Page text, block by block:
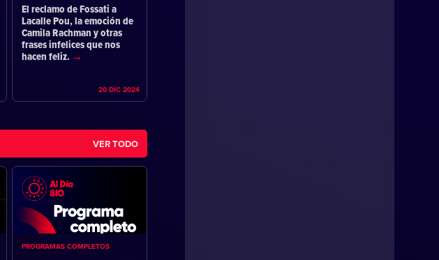
El reclamo de Fossati a
Lacalle Pou, la emoción de
Camila Rachman y otras
frases infelices que nos
hacen feliz.
20 DIC 2024
VER TODO
PROGRAMAS COMPLETOS